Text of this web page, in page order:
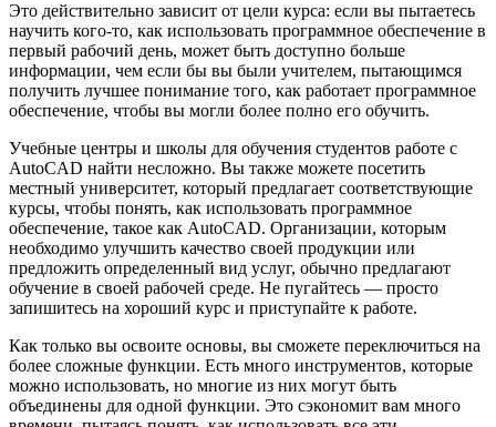
Это действительно зависит от цели курса: если вы пытаетесь
научить кого-то, как использовать программное обеспечение в
первый рабочий день, может быть доступно больше
информации, чем если бы вы были учителем, пытающимся
получить лучшее понимание того, как работает программное
обеспечение, чтобы вы могли более полно его обучить.
Учебные центры и школы для обучения студентов работе с
AutoCAD найти несложно. Вы также можете посетить
местный университет, который предлагает соответствующие
курсы, чтобы понять, как использовать программное
обеспечение, такое как AutoCAD. Организации, которым
необходимо улучшить качество своей продукции или
предложить определенный вид услуг, обычно предлагают
обучение в своей рабочей среде. Не пугайтесь — просто
запишитесь на хороший курс и приступайте к работе.
Как только вы освоите основы, вы сможете переключиться на
более сложные функции. Есть много инструментов, которые
можно использовать, но многие из них могут быть
объединены для одной функции. Это сэкономит вам много